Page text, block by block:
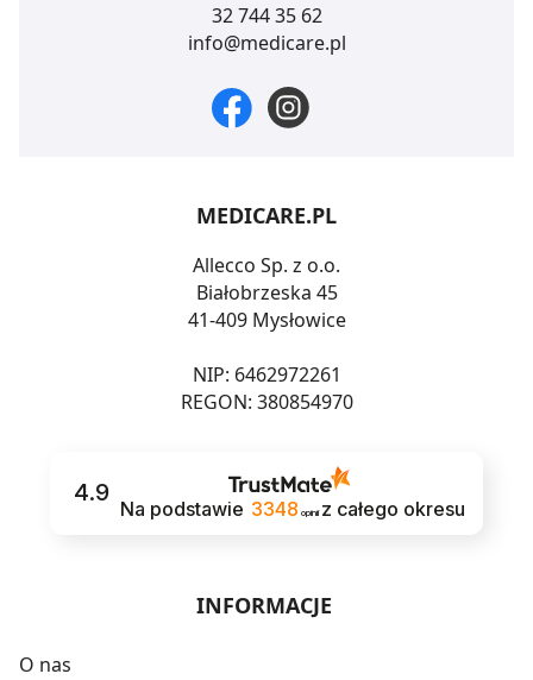
32 744 35 62
info@medicare.pl
MEDICARE.PL
Allecco Sp. z o.o.
Białobrzeska 45
41-409 Mysłowice
NIP: 6462972261
REGON: 380854970
4.9
Na podstawie 3348 opinii z całego okresu
INFORMACJE
O nas